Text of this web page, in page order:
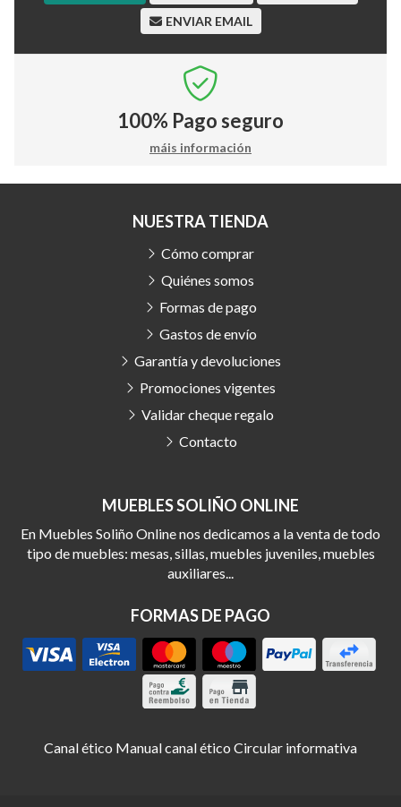
ENVIAR EMAIL
100% Pago seguro
máis información
MUEBLES SOLIÑO ONLINE
En Muebles Soliño Online nos dedicamos a la venta de todo
tipo de muebles: mesas, sillas, muebles juveniles, muebles
auxiliares...
FORMAS DE PAGO
NUESTRA TIENDA
Cómo comprar
Quiénes somos
Formas de pago
Gastos de envío
Garantía y devoluciones
Promociones vigentes
Validar cheque regalo
Contacto
Canal ético Manual canal ético Circular informativa